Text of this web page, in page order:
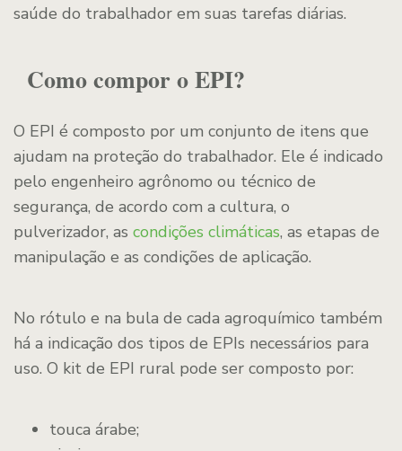
saúde do trabalhador em suas tarefas diárias.
Como compor o EPI?
O EPI é composto por um conjunto de itens que
ajudam na proteção do trabalhador. Ele é indicado
pelo engenheiro agrônomo ou técnico de
segurança, de acordo com a cultura, o
pulverizador, as condições climáticas, as etapas de
manipulação e as condições de aplicação.
No rótulo e na bula de cada agroquímico também
há a indicação dos tipos de EPIs necessários para
uso. O kit de EPI rural pode ser composto por:
touca árabe;